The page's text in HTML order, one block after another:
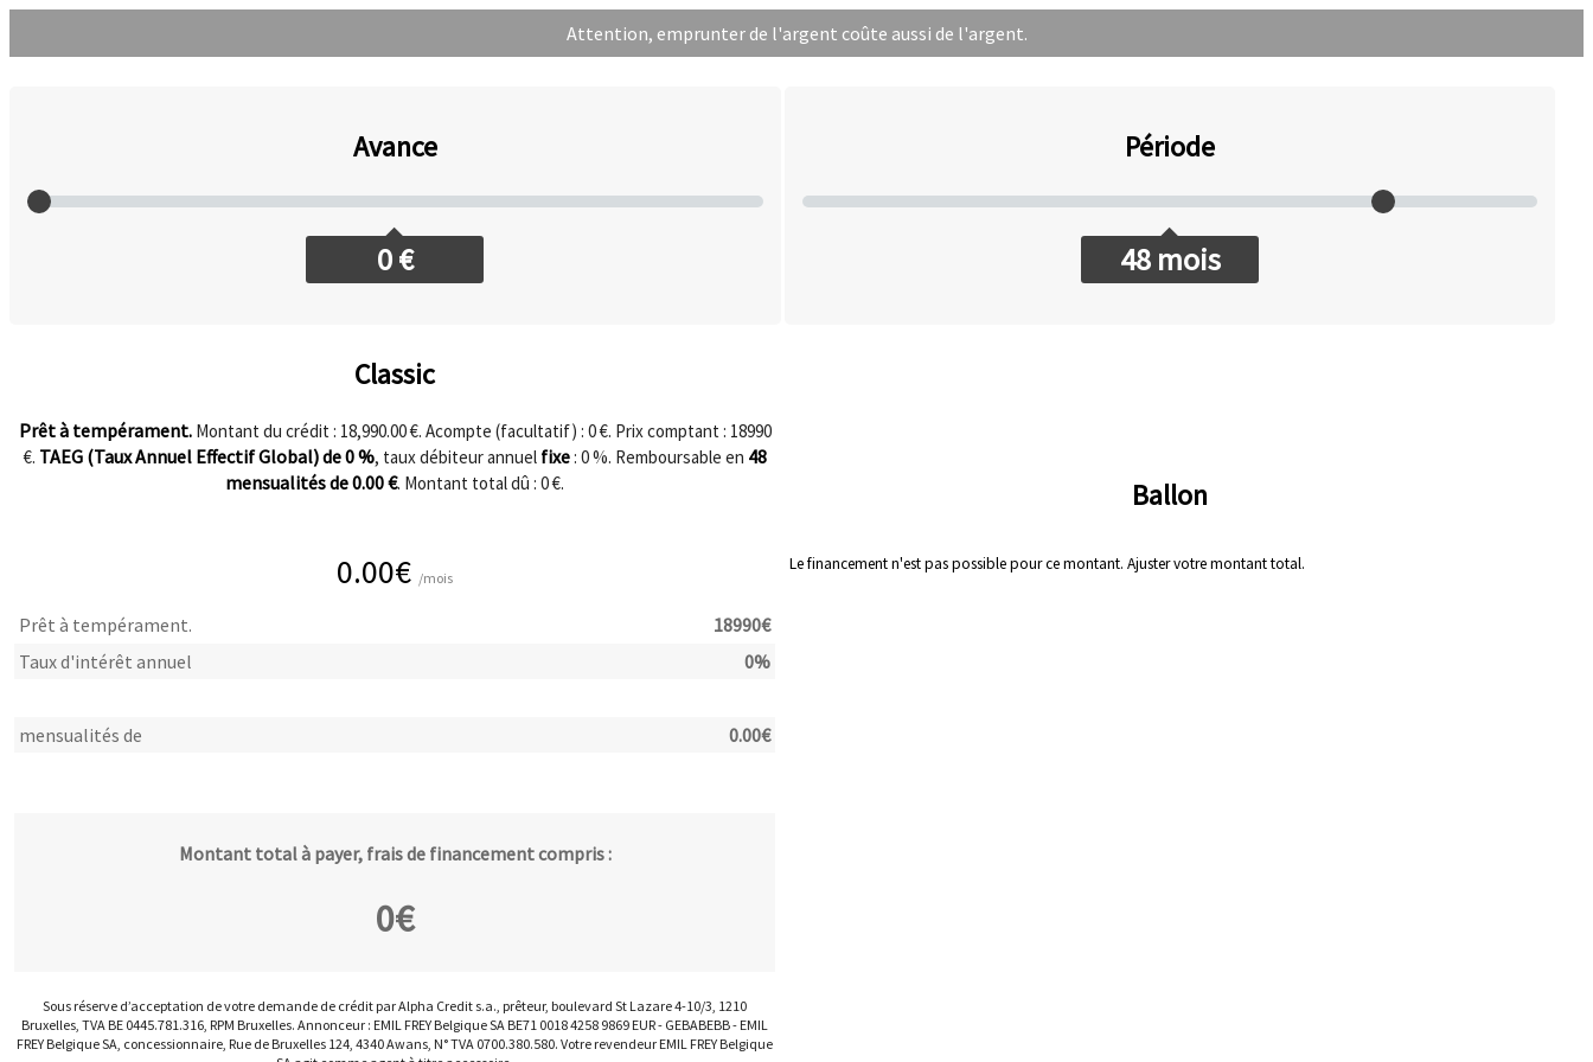
Attention, emprunter de l'argent coûte aussi de l'argent.
Avance
0€
Période
48 mois
Classic
Prêt à tempérament.Montant du crédit : 18,990.00 €. Acompte (facultatif) : 0€. Prix comptant : 18990
€. TAEG (Taux Annuel Effectif Global) de0%, taux débiteur annuel fixe: 0%. Remboursable en 48
mensualités de0.00€. Montant total dû : 0€.
0.00€ /mois
Prêt à tempérament. 18990€
Taux d'intérêt annuel
0%
mensualités de 0.00€
Montant total à payer, frais de financement compris :
0€
Sous réserve d’acceptation de votre demande de crédit par Alpha Credit s.a., prêteur, boulevard St Lazare 4-10/3, 1210
Bruxelles, TVA BE 0445.781.316, RPM Bruxelles. Annonceur : EMIL FREY Belgique SA BE71 0018 4258 9869 EUR - GEBABEBB - EMIL
FREY Belgique SA, concessionnaire, Rue de Bruxelles 124, 4340 Awans, N° TVA 0700.380.580. Votre revendeur EMIL FREY Belgique
Ballon
Le financement n'est pas possible pour ce montant. Ajuster votre montant total.